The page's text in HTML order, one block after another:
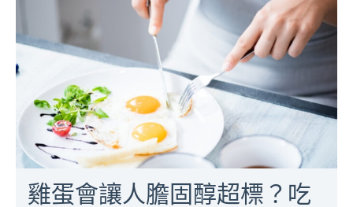
雞蛋會讓人膽固醇超標？吃